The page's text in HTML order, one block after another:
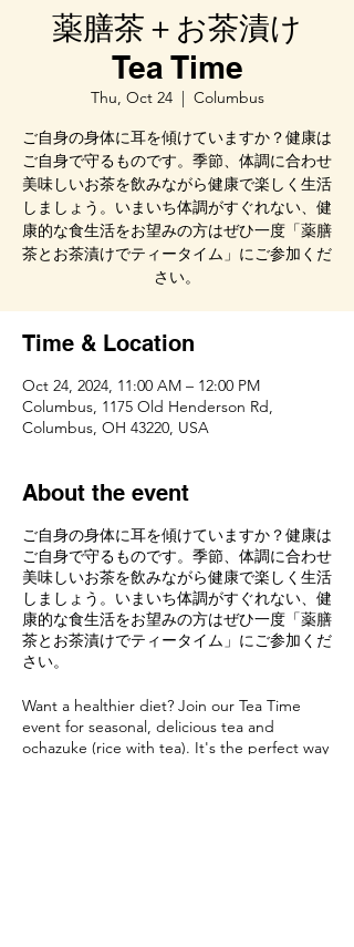
薬膳茶＋お茶漬け
Tea Time
Thu, Oct 24
  |
Columbus
ご自身の身体に耳を傾けていますか？健康は
ご自身で守るものです。季節、体調に合わせ
美味しいお茶を飲みながら健康で楽しく生活
しましょう。いまいち体調がすぐれない、健
康的な食生活をお望みの方はぜひ一度「薬膳
茶とお茶漬けでティータイム」にご参加くだ
さい。
Time & Location
Oct 24, 2024, 11:00 AM – 12:00 PM
Columbus, 1175 Old Henderson Rd,
Columbus, OH 43220, USA
About the event
ご自身の身体に耳を傾けていますか？健康は
ご自身で守るものです。季節、体調に合わせ
美味しいお茶を飲みながら健康で楽しく生活
しましょう。いまいち体調がすぐれない、健
康的な食生活をお望みの方はぜひ一度「薬膳
茶とお茶漬けでティータイム」にご参加くだ
さい。
Want a healthier diet? Join our Tea Time
event for seasonal, delicious tea and
ochazuke (rice with tea). It's the perfect way